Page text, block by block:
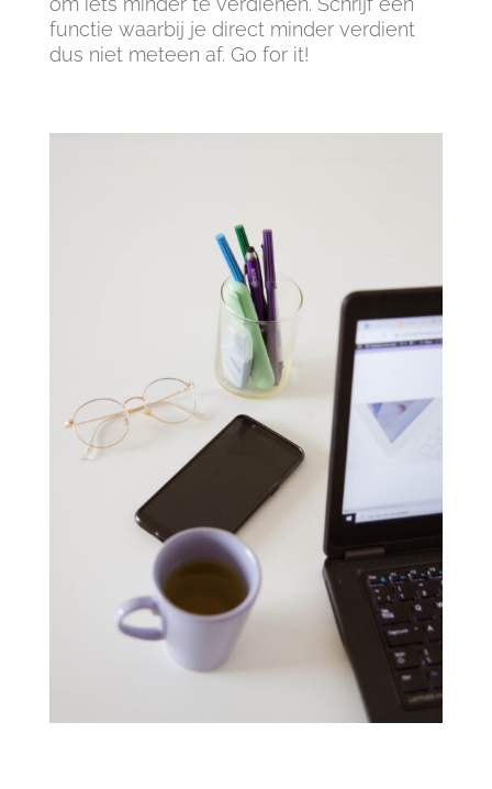
functie waarbij je direct minder verdient
dus niet meteen af. Go for it!